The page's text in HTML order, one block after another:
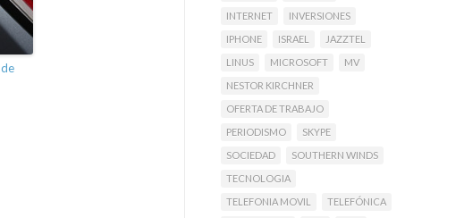
INTERNET
INVERSIONES
IPHONE
ISRAEL
JAZZTEL
LINUS
MICROSOFT
MV
NESTOR KIRCHNER
OFERTA DE TRABAJO
PERIODISMO
SKYPE
SOCIEDAD
SOUTHERN WINDS
TECNOLOGIA
TELEFONIA MOVIL
TELEFÓNICA